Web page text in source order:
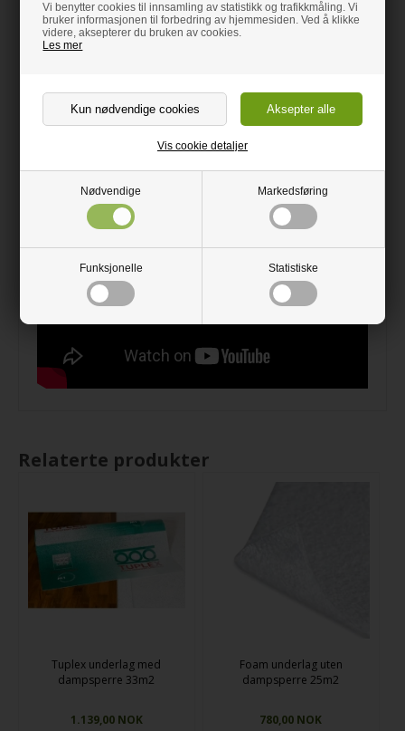
Vi benytter cookies til innsamling av statistikk og trafikkmåling. Vi
bruker informasjonen til forbedring av hjemmesiden. Ved å klikke
videre, aksepterer du bruken av cookies.
Les mer
Nødvendige Markedsføring
Funksjonelle Statistiske
Vis cookie detaljer
Gulvet har et ekstra tykt slitesjikt, noe som gjør overflaten
sterkere og kan slipes flere ganger.
Montasjeveiledning medfølger i pakkene.
Relaterte produkter
Tuplex underlag med
dampsperre 33m2
1.139,00 NOK
Foam underlag uten
dampsperre 25m2
780,00 NOK